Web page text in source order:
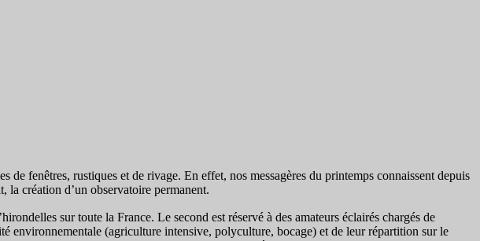
fenêtres, rustiques et de rivage. En effet, nos messagères du printemps connaissent depuis
création d’un observatoire permanent.
sur toute la France. Le second est réservé à des amateurs éclairés chargés de
environnementale (agriculture intensive, polyculture, bocage) et de leur répartition sur le